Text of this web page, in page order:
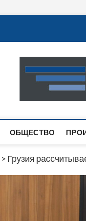
Новости
САМАЯ
САЙТЕ ВЫ
ОБЩЕСТВО
> Грузия